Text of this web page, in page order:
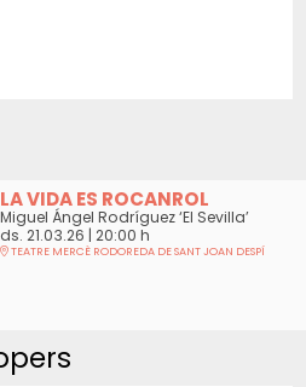
LA VIDA ES ROCANROL
Miguel Ángel Rodríguez ‘El Sevilla’
ds. 21.03.26 | 20:00 h
TEATRE MERCÈ RODOREDA DE SANT JOAN DESPÍ